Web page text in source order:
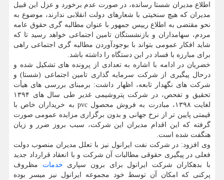
اطلاع مدیران شستا رسانده، در صورت عدم برخورد و عزل این قبیل
مدیران که هیچ سنخیتی با شعارهای دولت انقلابی ندارند، موضوع به
نحو مقتضی به اطلاع رییس جمهور با عنوان مطالبه گری حقوق عامه
مردم، سهامداران و بازنشستگان تامین اجتماعی خواهد رسید تا که
شاید افکار عمومی بتواند با بوجودآوردن مطالبه گری اجتماعی راهی
برای مبارزه با فساد در این دستگاه را داشته باشد.
خضریان در ادامه با اشاره به تعدادی از پرونده های تشکیل شده و
درحال پیگیری از شرکت سرمایه گذاری تامین اجتماعی (شستا) و
شرکت های نگهدار تابعه، اظهار داشت: برمبنای بررسی های هیأت
تحقیق و تفحص، در شرکت پتروشیمی غدیر طی سال های ۱۳۹۴
لغایت ۱۳۹۸، مبادرت به فروش محصول pvc به خریداران خاص با
قیمتی پایین تر از نرخ جهانی و بدون برگزاری مزایده عمومی صورت
گرفته که این اقدام مدیران این شرکت، سبب بروز ضرر و زیان
هنگفت شده است.
وی افزود: در شرکت نفت ایرانول نیز با تعلل مدیران منصوب دولت
فعلی در پیگیری حقوقی مطالبات آن شرکت و با انعقاد قرارداد جدید
با بدهکاران شرکت ایرانول برای برون سپاری خدمات مظروف
پرکنی که امکان آن توسط خود مجموعه ایرانول نیز میسر بوده